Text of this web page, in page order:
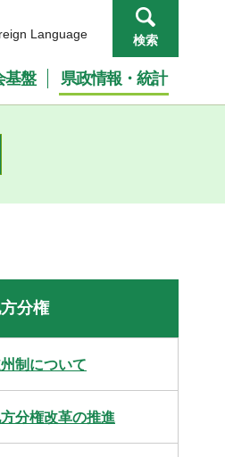
Language 検索
基盤 県政情報・統計
分権
制について
分権改革の推進